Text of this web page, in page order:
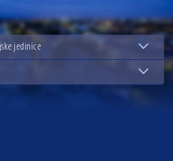
Večeri vina i umjetnosti završen Vinski mjesec
sjednica Gradskog vijeća Grada Osijeka. Gradonačelnik
Ante Starčevića
u Zlatnoj dvorani Musikvereina obilježio 30 godina
vodostaja i pravodobnih mjera komarci ove godine pod
jedinice